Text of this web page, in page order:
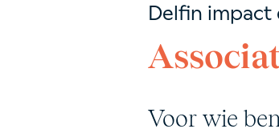
Delfin impact
Voor wie